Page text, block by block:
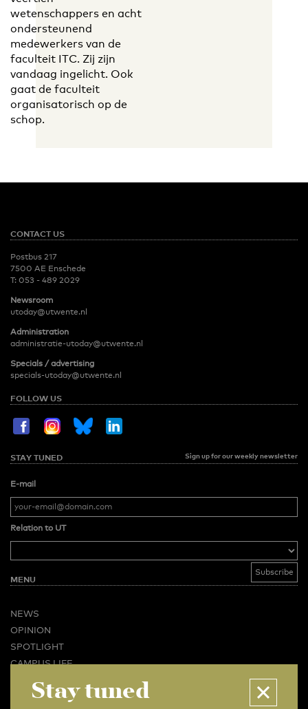
wetenschappers en acht
ondersteunend
medewerkers van de
faculteit ITC. Zij zijn
vandaag ingelicht. Ook
gaat de faculteit
organisatorisch op de
schop.
CONTACT US
Postbus 217
7500 AE Enschede
T: 053 - 489 2029
Newsroom
utoday@utwente.nl
Administration
administratie-utoday@utwente.nl
Specials / advertising
specials-utoday@utwente.nl
FOLLOW US
STAY TUNED Sign up for our weekly newsletter
E-mail
Relation to UT
MENU
NEWS
OPINION
SPOTLIGHT
CAMPUS LIFE
VIDEOStay tuned